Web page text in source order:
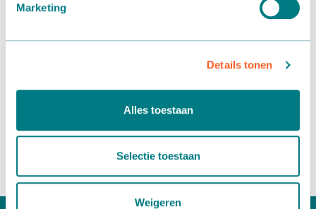
Marketing
Details tonen
Alles toestaan
Selectie toestaan
Weigeren
Möchten Sie mehr wissen?
Paul van Leeuwen